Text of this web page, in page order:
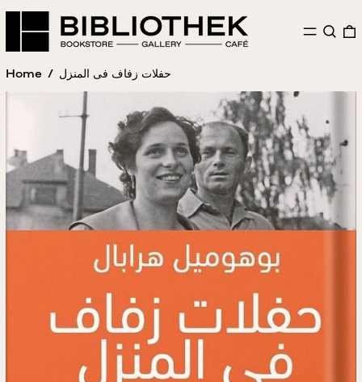
MENU
Home / حفلات زفاف فى المنزل